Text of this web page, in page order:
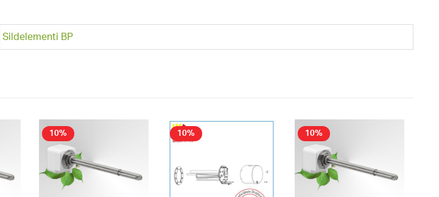
Sildelementi BP
10% 10% 10%